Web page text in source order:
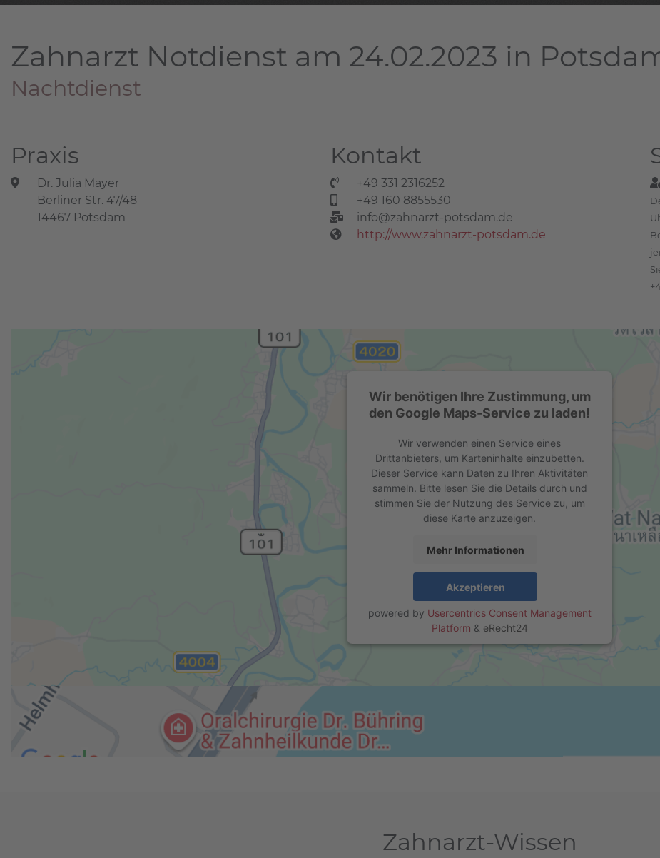
Zahnarzt Notdienst am 24.02.2023 in
Nachtdienst
Praxis
Dr. Julia Mayer
Berliner Str. 47/48
14467 Potsdam
Kontakt
+49 331 2316252
+49 160 8855530
info@zahnarzt-potsdam.de
http://www.zahnarzt-potsdam.de
Wir benötigen Ihre Zustimmung, um
den Google Maps-Service zu laden!
Wir verwenden einen Service eines
Drittanbieters, um Karteninhalte einzubetten.
Dieser Service kann Daten zu Ihren Aktivitäten
sammeln. Bitte lesen Sie die Details durch und
stimmen Sie der Nutzung des Service zu, um
diese Karte anzuzeigen.
Mehr Informationen
Akzeptieren
powered by Usercentrics Consent Management
Platform & eRecht24
Zahnarzt-Wissen